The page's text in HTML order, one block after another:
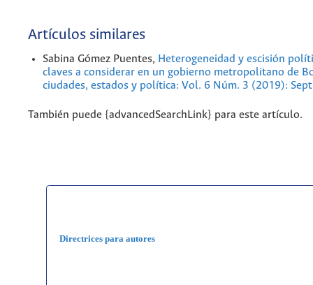
Artículos similares
Sabina Gómez Puentes, Heterogeneidad y escisión
claves a considerar en un gobierno metropolitano de
ciudades, estados y política: Vol. 6 Núm. 3 (2019):
También puede {advancedSearchLink} para este artículo.
Directrices para autores